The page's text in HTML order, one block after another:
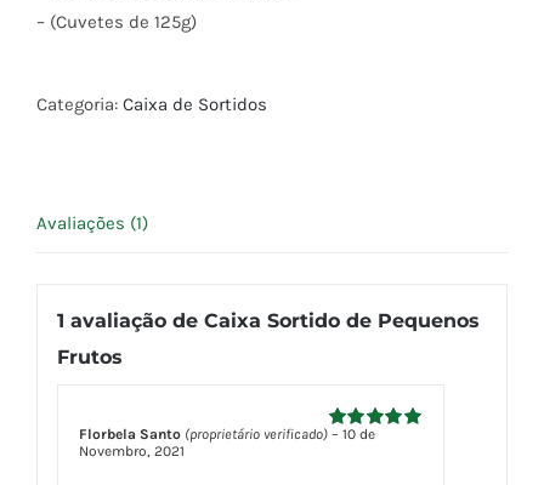
– (Cuvetes de 125g)
Categoria: Caixa de Sortidos
Avaliações (1)
1 avaliação de Caixa Sortido de Pequenos
Frutos
Avaliação
Florbela Santo (proprietário verificado) – 10 de
Novembro, 2021